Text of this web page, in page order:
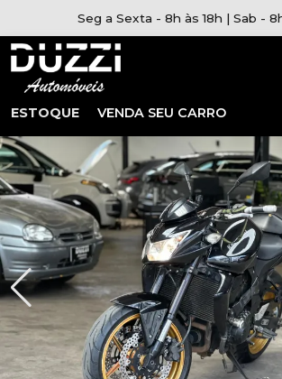
Seg a Sexta - 8h às 18h | Sab -
ESTOQUE VENDA SEU CARRO